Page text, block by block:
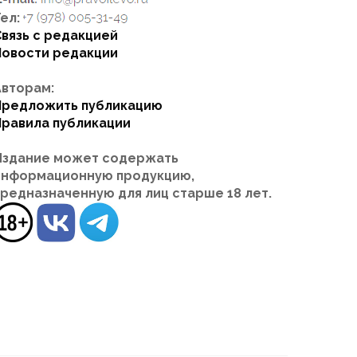
с редакцией
редакции
публикацию
публикации
может содержать
продукцию,
для лиц старше 18 лет.